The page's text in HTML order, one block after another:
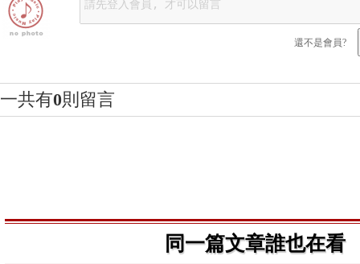
還不是會員?
一共有0則留言
同一篇文章誰也在看